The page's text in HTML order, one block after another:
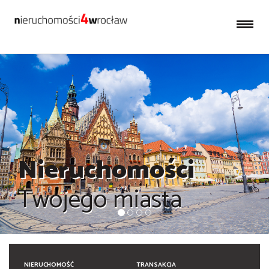
Nieruchomości
Twojego miasta
NIERUCHOMOŚĆ TRANSAKCJA